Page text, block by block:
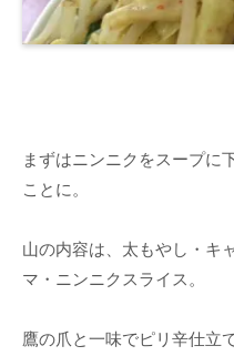
まずはニンニクをスープに
ことに。
山の内容は、太もやし・キ
マ・ニンニクスライス。
鷹の爪と一味でピリ辛仕立